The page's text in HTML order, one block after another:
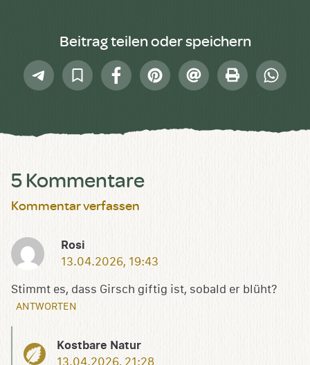
Beitrag teilen oder speichern
Telegram
In
Sammlung
FacebookPinterest
E-
Mail
Drucken
5 Kommentare
Kommentar verfassen
Rosi
13.04.2026, 19:43
Stimmt es, dass Girsch giftig ist, sobald er blüht?
ANTWORTEN
Kostbare Natur
13.04.2026, 21:28